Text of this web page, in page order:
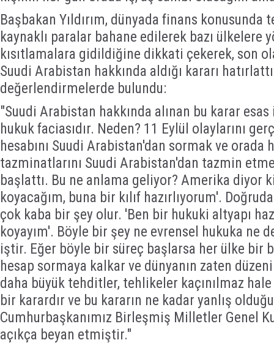
Başbakan Yıldırım, dünyada finans
kaynaklı paralar bahane edilerek bazı ülkelere
kısıtlamalara gidildiğine dikkati çekerek, son
Suudi Arabistan hakkında aldığı kararı
değerlendirmelerde bulundu:
"Suudi Arabistan hakkında alınan bu karar
hukuk faciasıdır. Neden? 11 Eylül olaylarını
hesabını Suudi Arabistan'dan sormak ve orada
tazminatlarını Suudi Arabistan'dan tazmin
başlattı. Bu ne anlama geliyor? Amerika diyor
koyacağım, buna bir kılıf hazırlıyorum'.
çok kaba bir şey olur. 'Ben bir hukuki altyapı
koyayım'. Böyle bir şey ne evrensel hukuka ne
iştir. Eğer böyle bir süreç başlarsa her ülke bir
hesap sormaya kalkar ve dünyanın zaten
daha büyük tehditler, tehlikeler kaçınılmaz
bir karardır ve bu kararın ne kadar yanlış
Cumhurbaşkanımız Birleşmiş Milletler Genel
açıkça beyan etmiştir."